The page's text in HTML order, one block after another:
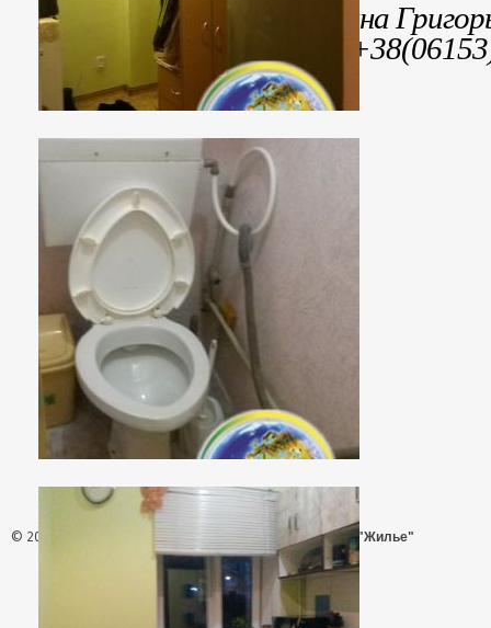
Контактное лицо: Сусанна
47-53, 38(06153)444-99,
© 2026 - АН "Жилье" ООО "Агентство Недвижимости "Жилье"